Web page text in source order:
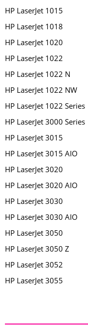
HP LaserJet 1015
HP LaserJet 1018
HP LaserJet 1020
HP LaserJet 1022
HP LaserJet 1022 N
HP LaserJet 1022 NW
HP LaserJet 1022 Series
HP LaserJet 3000 Series
HP LaserJet 3015
HP LaserJet 3015 AIO
HP LaserJet 3020
HP LaserJet 3020 AIO
HP LaserJet 3030
HP LaserJet 3030 AIO
HP LaserJet 3050
HP LaserJet 3050 Z
HP LaserJet 3052
HP LaserJet 3055